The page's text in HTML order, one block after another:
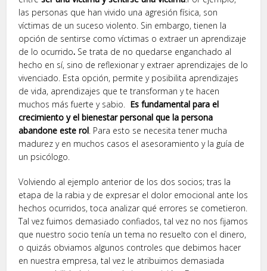
las personas que han vivido una agresión física, son
víctimas de un suceso violento. Sin embargo, tienen la
opción de sentirse como víctimas o extraer un aprendizaje
de lo ocurrido. Se trata de no quedarse enganchado al
hecho en sí, sino de reflexionar y extraer aprendizajes de lo
vivenciado. Esta opción, permite y posibilita aprendizajes
de vida, aprendizajes que te transforman y te hacen
muchos más fuerte y sabio. Es fundamental para el
crecimiento y el bienestar personal que la persona
abandone este rol. Para esto se necesita tener mucha
madurez y en muchos casos el asesoramiento y la guía de
un psicólogo.
Volviendo al ejemplo anterior de los dos socios; tras la
etapa de la rabia y de expresar el dolor emocional ante los
hechos ocurridos, toca analizar qué errores se cometieron.
Tal vez fuimos demasiado confiados, tal vez no nos fijamos
que nuestro socio tenía un tema no resuelto con el dinero,
o quizás obviamos algunos controles que debimos hacer
en nuestra empresa, tal vez le atribuimos demasiada